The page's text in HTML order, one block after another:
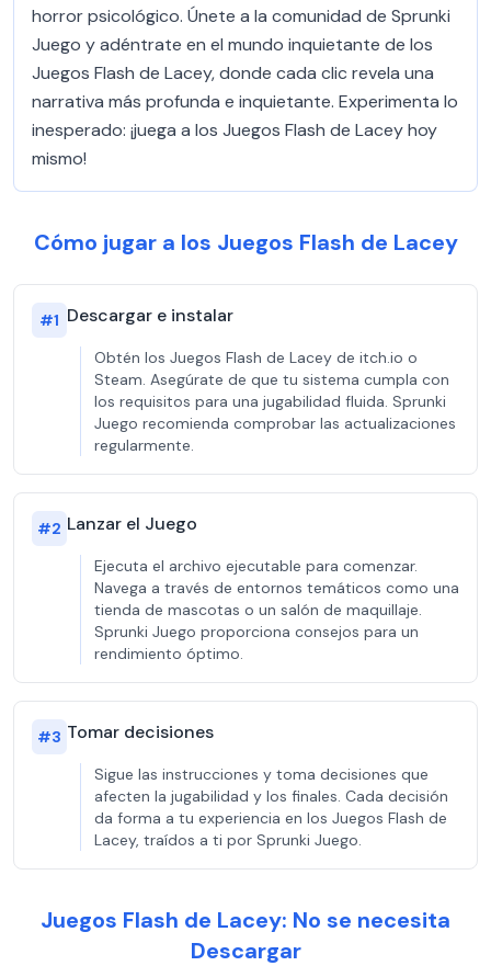
horror psicológico. Únete a la comunidad de Sprunki
Juego y adéntrate en el mundo inquietante de los
Juegos Flash de Lacey, donde cada clic revela una
narrativa más profunda e inquietante. Experimenta lo
inesperado: ¡juega a los Juegos Flash de Lacey hoy
mismo!
Cómo jugar a los Juegos Flash de Lacey
#1 Descargar e instalar
Obtén los Juegos Flash de Lacey de itch.io o
Steam. Asegúrate de que tu sistema cumpla con
los requisitos para una jugabilidad fluida. Sprunki
Juego recomienda comprobar las actualizaciones
regularmente.
#2 Lanzar el Juego
Ejecuta el archivo ejecutable para comenzar.
Navega a través de entornos temáticos como una
tienda de mascotas o un salón de maquillaje.
Sprunki Juego proporciona consejos para un
rendimiento óptimo.
#3 Tomar decisiones
Sigue las instrucciones y toma decisiones que
afecten la jugabilidad y los finales. Cada decisión
da forma a tu experiencia en los Juegos Flash de
Lacey, traídos a ti por Sprunki Juego.
Juegos Flash de Lacey: No se necesita
Descargar